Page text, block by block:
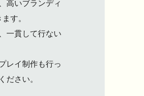
高いブランディ
す。
一貫して行ない
レイ制作も行っ
ださい。